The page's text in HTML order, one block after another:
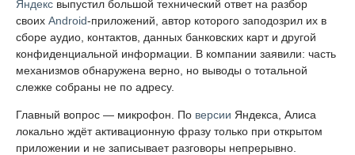
Яндекс выпустил большой технический ответ на разбор
своих Android-приложений, автор которого заподозрил их в
сборе аудио, контактов, данных банковских карт и другой
конфиденциальной информации. В компании заявили: часть
механизмов обнаружена верно, но выводы о тотальной
слежке собраны не по адресу.
Главный вопрос — микрофон. По версии Яндекса, Алиса
локально ждёт активационную фразу только при открытом
приложении и не записывает разговоры непрерывно.